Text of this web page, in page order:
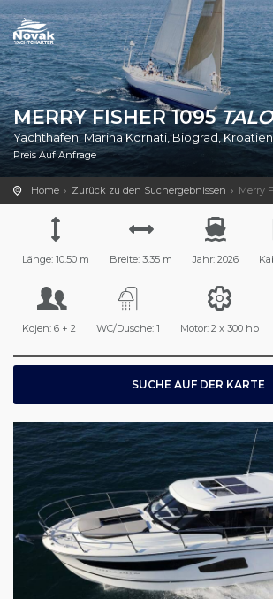
MERRY FISHER 1095
Yachthafen: Marina Kornati, Biograd, Kroatien
Preis Auf Anfrage
Home Zurück zu den Suchergebnissen Merry
Länge: 10.50 m Breite: 3.35 m Jahr: 2026
Kojen: 6 + 2 WC/Dusche: 1 Motor: 2 x 300 hp
SUCHE AUF DER KARTE